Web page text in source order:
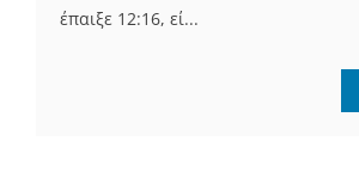
έπαιξε 12:16, εί...